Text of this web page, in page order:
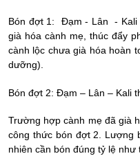
Bón đợt 1: Đạm - Lân - Kali
già hóa cành mẹ, thúc đẩy
cành lộc chưa già hóa hoàn
dưỡng).
Bón đợt 2: Đạm – Lân – Kali
Trường hợp cành mẹ đã già
công thức bón đợt 2. Lượng
nhiên cần bón đúng tỷ lệ